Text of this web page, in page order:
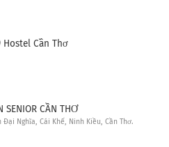
Hostel Cần Thơ
SENIOR CẦN THƠ
Đại Nghĩa, Cái Khế, Ninh Kiều, Cần Thơ.